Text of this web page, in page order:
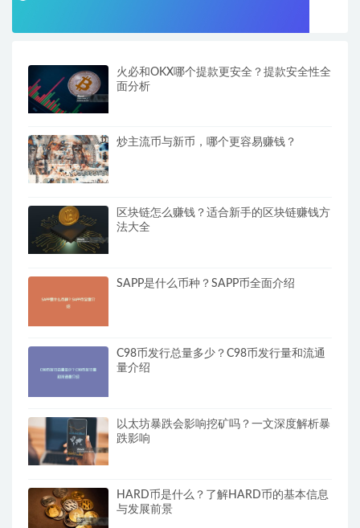
火必和OKX哪个提款更安全？提款安全性全
面分析
炒主流币与新币，哪个更容易赚钱？
区块链怎么赚钱？适合新手的区块链赚钱方
法大全
SAPP是什么币种？SAPP币全面介绍
C98币发行总量多少？C98币发行量和流通
量介绍
以太坊暴跌会影响挖矿吗？一文深度解析暴
跌影响
HARD币是什么？了解HARD币的基本信息
与发展前景